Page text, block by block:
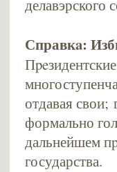
делавэрского
Справкa:
отдавая свои;
формально
дальнейшем
государства.